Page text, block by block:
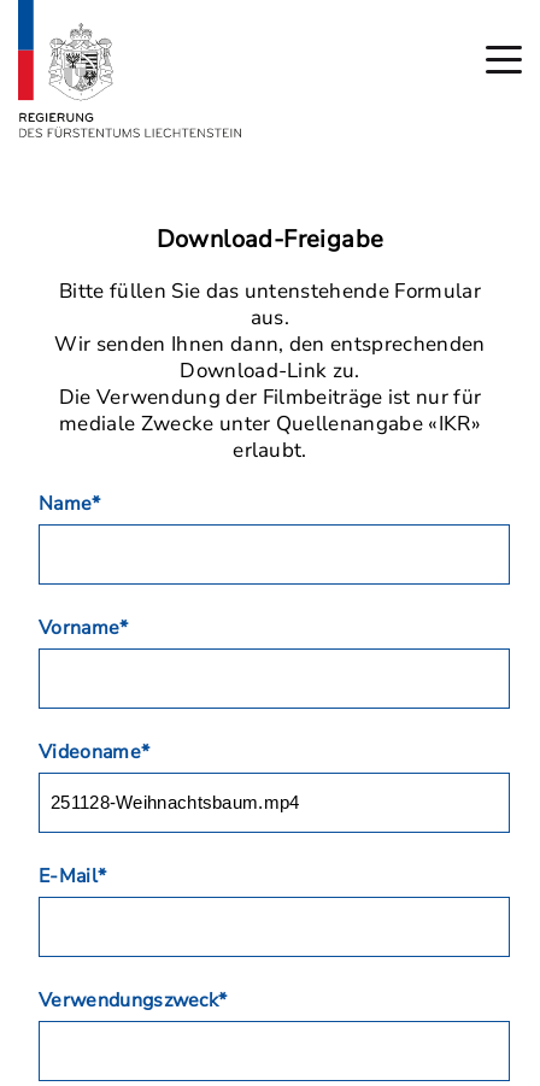
Download-Freigabe
Bitte füllen Sie das untenstehende Formular
aus.
Wir senden Ihnen dann, den entsprechenden
Download-Link zu.
Die Verwendung der Filmbeiträge ist nur für
mediale Zwecke unter Quellenangabe «IKR»
erlaubt.
Name*
Vorname*
Videoname*
E-Mail*
Verwendungszweck*